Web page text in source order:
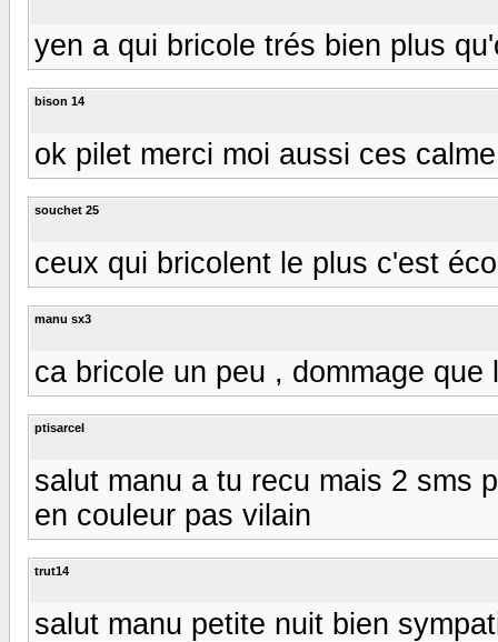
yen a qui bricole trés bien plus
bison 14
ok pilet merci moi aussi ces
souchet 25
ceux qui bricolent le plus c'est
manu sx3
ca bricole un peu , dommage
ptisarcel
salut manu a tu recu mais 2 sms
en couleur pas vilain
trut14
salut manu petite nuit bien